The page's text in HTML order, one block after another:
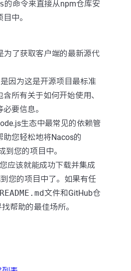
的命令来直接从npm仓库安
中。
为了获取客户端的最新源代
是因为这是开源项目最标准
所有关于如何开始使用、
要信息。
生态中最常见的依赖管
助您轻松地将Nacos的
到您的项目中。
应该就能成功下载并集成
您的项目中了。如果有任
README.md文件和GitHub仓
帮助的最佳场所。